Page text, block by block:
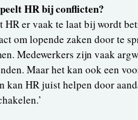
HR bij conflicten?
HR er vaak te laat bij wordt
om lopende zaken door te
Medewerkers zijn vaak
Maar het kan ook een
kan HR juist helpen door